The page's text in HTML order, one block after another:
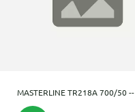
MASTERLINE TR218A 700/50 --